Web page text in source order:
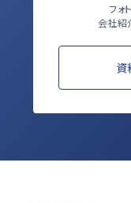
フォ
会社紹
資